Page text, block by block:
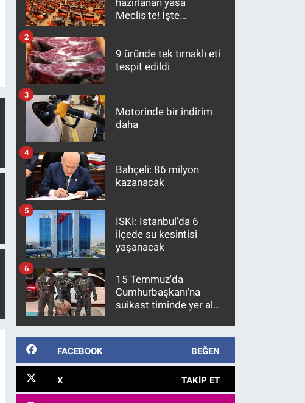
Meclis'te! İşte
9 üründe tek tırnaklı eti
tespit edildi
2
Motorinde bir indirim
daha
3
Bahçeli: 86 milyon
kazanacak
4
İSKİ: İstanbul'da 6
ilçede su kesintisi
yaşanacak
5
15 Temmuz'da
Cumhurbaşkanı'na
suikast timinde yer alan
10 yıl sonra yakalandı
6
FACEBOOK BEĞEN
X TAKIP ET